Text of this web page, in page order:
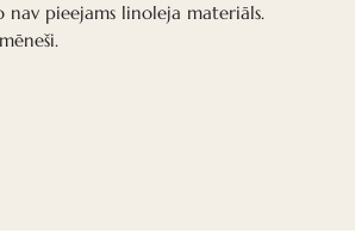
nav pieejams linoleja materiāls.